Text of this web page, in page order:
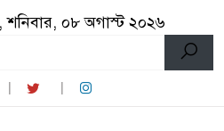
শনিবার, ০৮ অগাস্ট ২০২৬